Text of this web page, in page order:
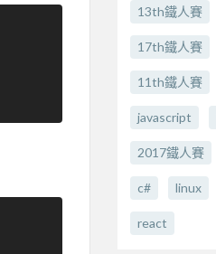
13th鐵人賽
17th鐵人賽
11th鐵人賽
javascript
2017鐵人賽
c# linux
react